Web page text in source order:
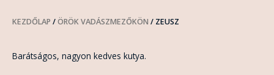
KEZDŐLAP /ÖRÖK VADÁSZMEZŐKÖN / ZEUSZ
Barátságos, nagyon kedves kutya.